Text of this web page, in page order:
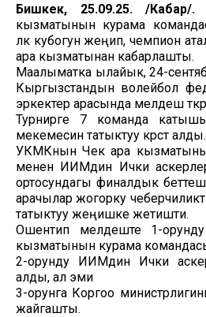
Бишкек, 25.09.25. /Кабар/.
кызматынын курама
өлкө кубогун жеңип, чемпион
ара кызматынан кабарлашты.
Маалыматка ылайык, 24-
Кыргызстандын волейбол
эркектер арасында мелдеш
Турнирге 7 команда
мекемесин татыктуу көрсөтө алды.
УКМКнын Чек ара
менен ИИМдин Ички
ортосундагы финалдык
арачылар жогорку
татыктуу жеңишке жетишти.
Ошентип мелдеште 1-
кызматынын курама
2-орунду ИИМдин Ички
алды, ал эми
3-орунга Коргоо
жайгашты.